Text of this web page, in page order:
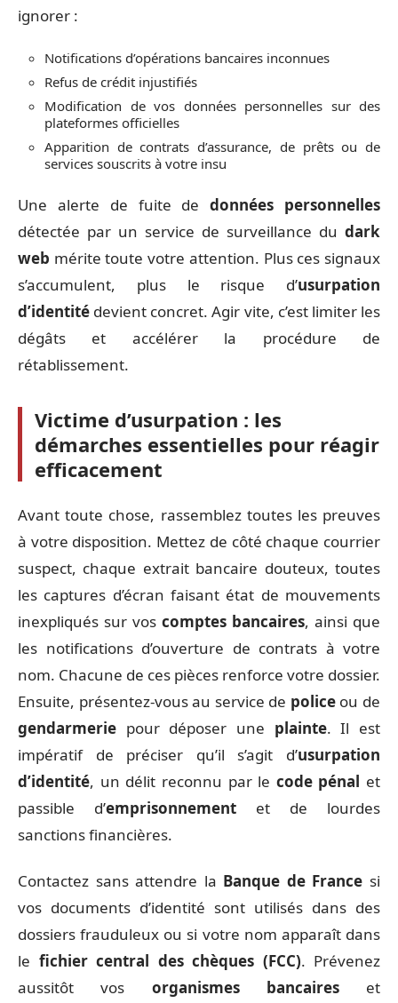
ignorer :
Notifications d’opérations bancaires inconnues
Refus de crédit injustifiés
Modification de vos données personnelles sur des
plateformes officielles
Apparition de contrats d’assurance, de prêts ou de
services souscrits à votre insu
Une alerte de fuite dedonnées personnelles
détectée par un service de surveillance du dark
web mérite toute votre attention. Plus ces signaux
s’accumulent, plus le risque d’usurpation
d’identité devient concret. Agir vite, c’est limiter les
dégâts et accélérer la procédure de
rétablissement.
Victime d’usurpation : les
démarches essentielles pour réagir
efficacement
Avant toute chose, rassemblez toutes les preuves
à votre disposition. Mettez de côté chaque courrier
suspect, chaque extrait bancaire douteux, toutes
les captures d’écran faisant état de mouvements
inexpliqués sur vos comptes bancaires, ainsi que
les notifications d’ouverture de contrats à votre
nom. Chacune de ces pièces renforce votre dossier.
Ensuite, présentez-vous au service de policeou de
gendarmerie pour déposer une plainte. Il est
impératif de préciser qu’il s’agit d’usurpation
d’identité, un délit reconnu par le code pénal et
passible d’emprisonnement et de lourdes
sanctions financières.
Contactez sans attendre la Banque de France si
vos documents d’identité sont utilisés dans des
dossiers frauduleux ou si votre nom apparaît dans
le fichier central des chèques (FCC). Prévenez
aussitôt vos organismes bancaireset